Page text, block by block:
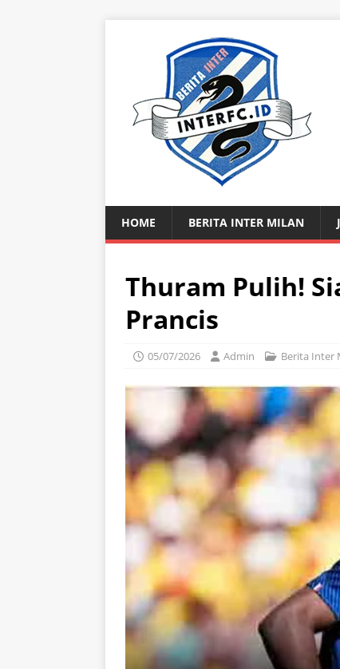
HOME BERITA INTER MILAN
Thuram Pulih!
Prancis
05/07/2026 Admin Berita Inter